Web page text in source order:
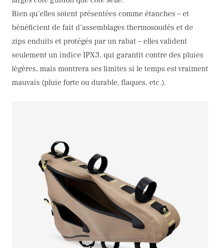
Bien qu’elles soient présentées comme étanches – et
bénéficient de fait d’assemblages thermosoudés et de
zips enduits et protégés par un rabat – elles valident
seulement un indice IPX3, qui garantit contre des pluies
légères, mais montrera ses limites si le temps est vraiment
mauvais (pluie forte ou durable, flaques, etc.).